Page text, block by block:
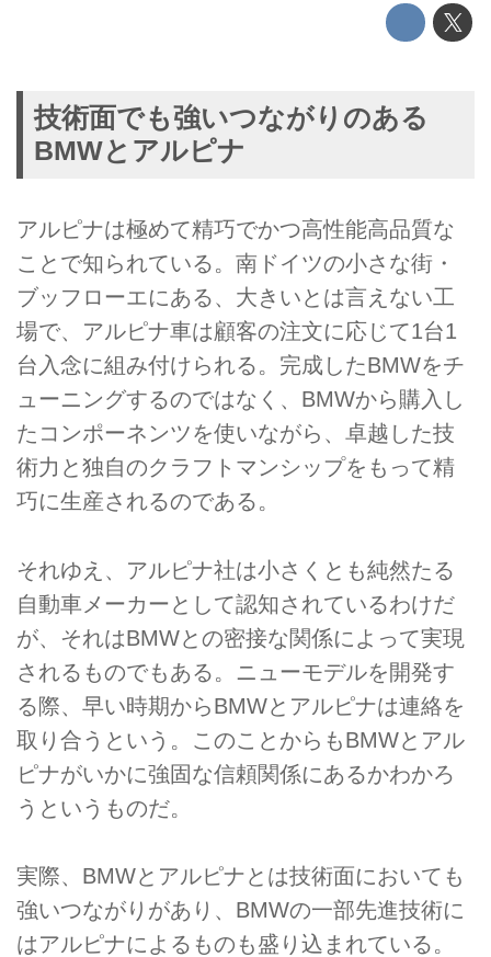
技術面でも強いつながりのある
BMWとアルピナ
アルピナは極めて精巧でかつ高性能高品質な
ことで知られている。南ドイツの小さな街・
ブッフローエにある、大きいとは言えない工
場で、アルピナ車は顧客の注文に応じて1台1
台入念に組み付けられる。完成したBMWをチ
ューニングするのではなく、BMWから購入し
たコンポーネンツを使いながら、卓越した技
術力と独自のクラフトマンシップをもって精
巧に生産されるのである。
それゆえ、アルピナ社は小さくとも純然たる
自動車メーカーとして認知されているわけだ
が、それはBMWとの密接な関係によって実現
されるものでもある。ニューモデルを開発す
る際、早い時期からBMWとアルピナは連絡を
取り合うという。このことからもBMWとアル
ピナがいかに強固な信頼関係にあるかわかろ
うというものだ。
実際、BMWとアルピナとは技術面においても
強いつながりがあり、BMWの一部先進技術に
はアルピナによるものも盛り込まれている。